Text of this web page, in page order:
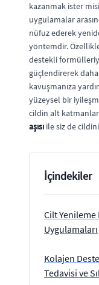
kazanmak ister
uygulamalar
nüfuz ederek
yöntemdir.
destekli
güçlendirerek
kavuşmanıza
yüzeysel bir
cildin alt
aşısı ile siz de
İçindekiler
Cilt Yenileme
Uygulamaları
Kolajen
Tedavisi ve